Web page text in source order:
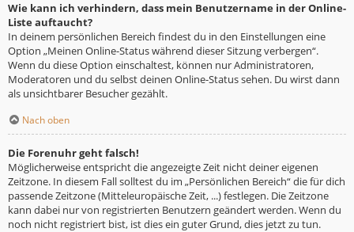
Wie kann ich verhindern, dass mein Benutzername in der Online-
Liste auftaucht?
In deinem persönlichen Bereich findest du in den Einstellungen eine
Option „Meinen Online-Status während dieser Sitzung verbergen“.
Wenn du diese Option einschaltest, können nur Administratoren,
Moderatoren und du selbst deinen Online-Status sehen. Du wirst dann
als unsichtbarer Besucher gezählt.
Nach oben
Die Forenuhr geht falsch!
Möglicherweise entspricht die angezeigte Zeit nicht deiner eigenen
Zeitzone. In diesem Fall solltest du im „Persönlichen Bereich“ die für dich
passende Zeitzone (Mitteleuropäische Zeit, ...) festlegen. Die Zeitzone
kann dabei nur von registrierten Benutzern geändert werden. Wenn du
noch nicht registriert bist, ist dies ein guter Grund, dies jetzt zu tun.